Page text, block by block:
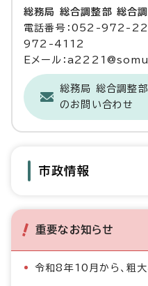
総務局 総合調整部 総合
電話番号：052-972-
972-4112
Eメール：
総務局 総合調整
のお問い合わせ
市政情報
重要なお知らせ
令和8年10月から、粗